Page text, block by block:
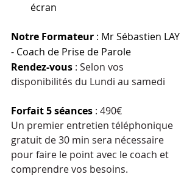
écran
Notre Formateur : Mr Sébastien LAY
- Coach de Prise de Parole
Rendez-vous : Selon vos
disponibilités du Lundi au samedi
Forfait 5 séances : 490€
Un premier entretien téléphonique
gratuit de 30 min sera nécessaire
pour faire le point avec le coach et
comprendre vos besoins.